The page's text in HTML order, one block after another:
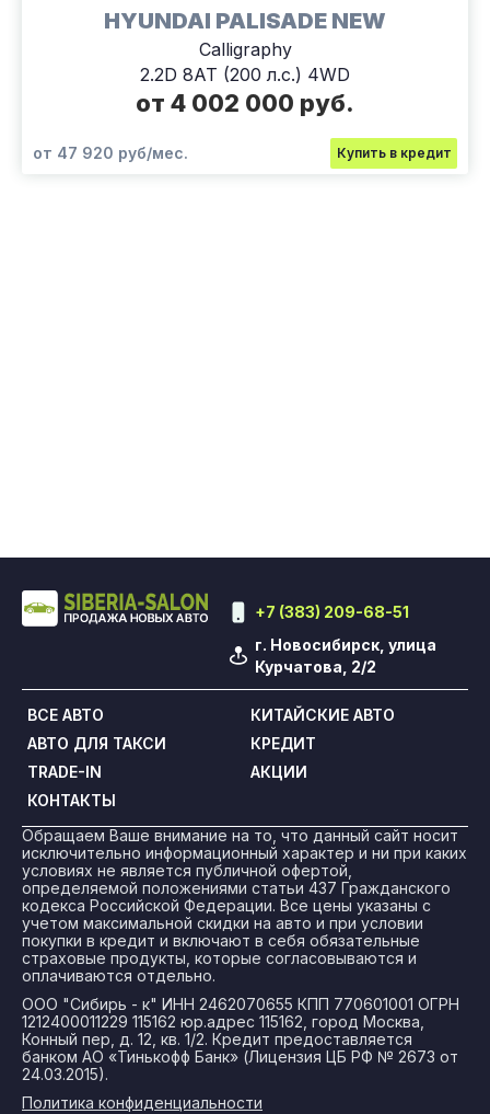
HYUNDAI PALISADE NEW
Calligraphy
2.2D 8AT (200 л.с.) 4WD
от 4 002 000 руб.
от 47 920 руб/мес. Купить в кредит
+7 (383) 209-68-51
г. Новосибирск, улица
Курчатова, 2/2
ВСЕ АВТО
КИТАЙСКИЕ АВТО
АВТО ДЛЯ ТАКСИ
КРЕДИТ
TRADE-IN
АКЦИИ
КОНТАКТЫ
Обращаем Ваше внимание на то, что данный сайт носит
исключительно информационный характер и ни при каких
условиях не является публичной офертой,
определяемой положениями статьи 437 Гражданского
кодекса Российской Федерации. Все цены указаны с
учетом максимальной скидки на авто и при условии
покупки в кредит и включают в себя обязательные
страховые продукты, которые согласовываются и
оплачиваются отдельно.
ООО "Сибирь - к" ИНН 2462070655 КПП 770601001 ОГРН
1212400011229 115162 юр.адрес 115162, город Москва,
Конный пер, д. 12, кв. 1/2. Кредит предоставляется
банком АО «Тинькофф Банк» (Лицензия ЦБ РФ № 2673 от
24.03.2015).
Политика конфиденциальности